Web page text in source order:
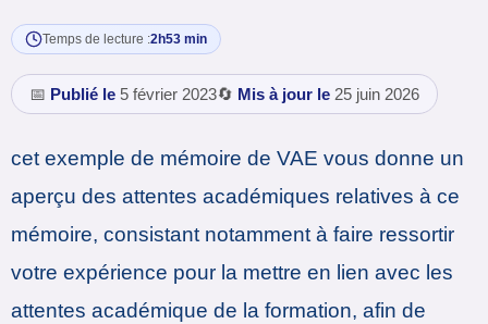
Temps de lecture :2h53 min
📅 Publié le 5 février 2023🔄 Mis à jour le 25 juin 2026
cet exemple de mémoire de VAE vous donne un
aperçu des attentes académiques relatives à ce
mémoire, consistant notamment à faire ressortir
votre expérience pour la mettre en lien avec les
attentes académique de la formation, afin de